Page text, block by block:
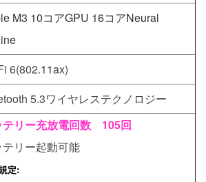
M3 10コアGPU 16コアNeural
6(802.11ax)
5.3ワイヤレステクノロジー
テリー充放電回数 105回
リー起動可能
定: